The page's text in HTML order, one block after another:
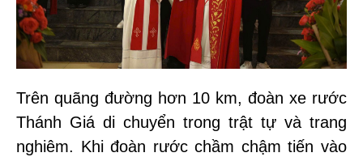
Trên quãng đường hơn 10 km, đoàn xe rước
Thánh Giá di chuyển trong trật tự và trang
nghiêm. Khi đoàn rước chầm chậm tiến vào